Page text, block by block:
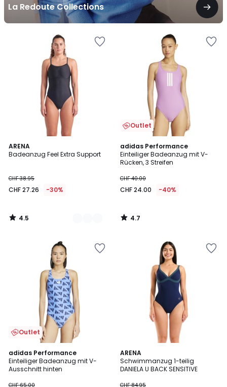
La Redoute Collections
ARENA
Badeanzug Feel Extra Support
CHF 38.95
CHF 27.26 -30%
4.5
/ 5
2
Farben
4.5
/
Outlet
adidas Performance
Einteiliger Badeanzug mit V-
Rücken, 3 Streifen
CHF 40.00
CHF 24.00 -40%
4.7
/ 5
4.7
/
Outlet
adidas Performance
Einteiliger Badeanzug mit V-
Ausschnitt hinten
CHF 65.00
ARENA
Schwimmanzug 1-teilig
DANIELA U BACK SENSITIVE
CHF 84.95